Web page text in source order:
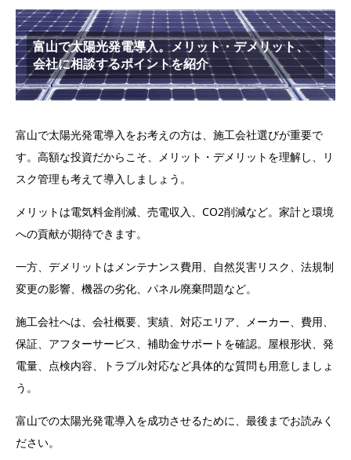
富山で太陽光発電導入。メリット・デメリット、
会社に相談するポイントを紹介
富山で太陽光発電導入をお考えの方は、施工会社選びが重要で
す。高額な投資だからこそ、メリット・デメリットを理解し、リ
スク管理も考えて導入しましょう。
メリットは電気料金削減、売電収入、CO2削減など。家計と環境
への貢献が期待できます。
一方、デメリットはメンテナンス費用、自然災害リスク、法規制
変更の影響、機器の劣化、パネル廃棄問題など。
施工会社へは、会社概要、実績、対応エリア、メーカー、費用、
保証、アフターサービス、補助金サポートを確認。屋根形状、発
電量、点検内容、トラブル対応など具体的な質問も用意しましょ
う。
富山での太陽光発電導入を成功させるために、最後までお読みく
ださい。